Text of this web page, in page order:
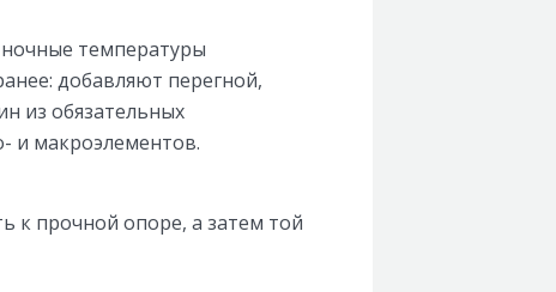
температуры
добавляют перегной,
из обязательных
и макроэлементов.
к прочной опоре, а затем той